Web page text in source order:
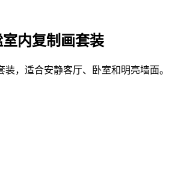
内复制画套装
装，适合安静客厅、卧室和明亮墙面。